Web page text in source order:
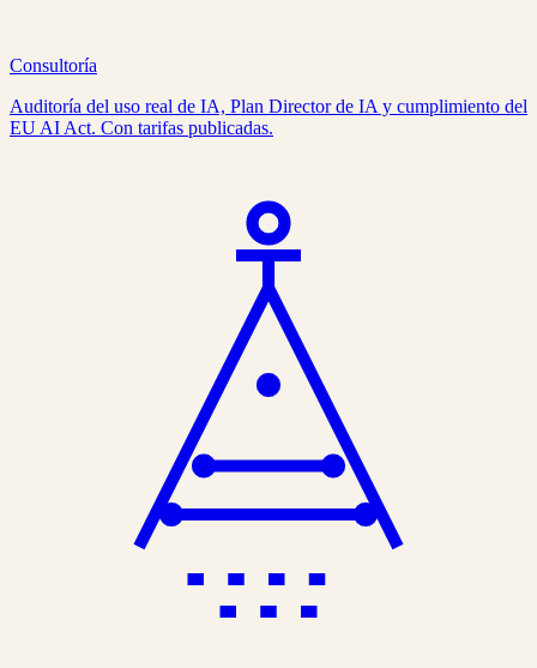
Consultoría
Auditoría del uso real de IA, Plan Director de IA y cumplimiento del
EU AI Act. Con tarifas publicadas.